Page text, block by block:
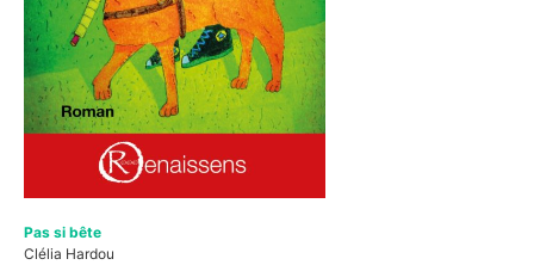
Pas si bête
Clélia Hardou